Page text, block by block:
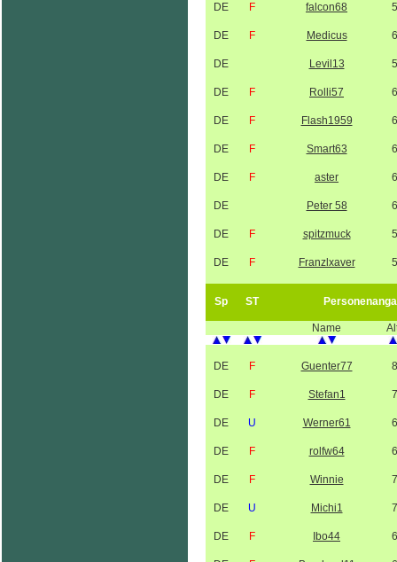
DE F falcon68
DE F Medicus
DE Levil13
DE F Rolli57
DE F Flash1959
DE F Smart63
DE F aster
DE Peter 58
DE F spitzmuck
DE F Franzlxaver
Sp ST
Name
DE F Guenter77
DE F Stefan1
DE U Werner61
DE F rolfw64
DE F Winnie
DE U Michi1
DE F Ibo44